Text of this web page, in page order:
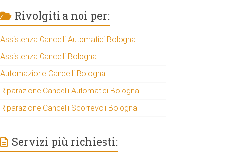
Rivolgiti a noi per:
Assistenza Cancelli Automatici Bologna
Assistenza Cancelli Bologna
Automazione Cancelli Bologna
Riparazione Cancelli Automatici Bologna
Riparazione Cancelli Scorrevoli Bologna
Servizi più richiesti: